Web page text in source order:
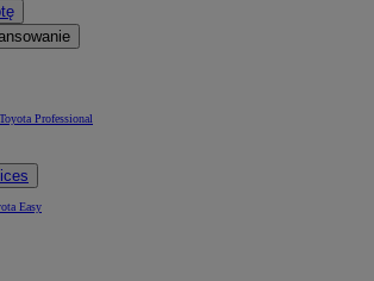
Professional
Easy